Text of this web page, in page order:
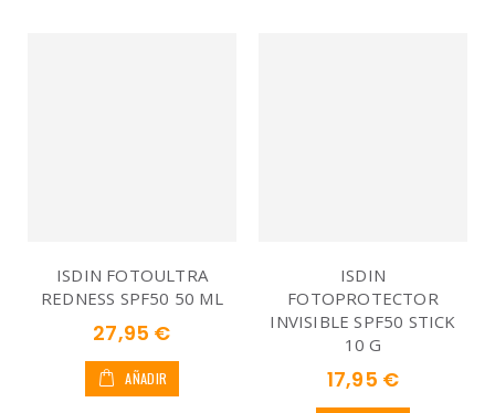
ISDIN FOTOULTRA
REDNESS SPF50 50 ML
27,95 €
AÑADIR
ISDIN
FOTOPROTECTOR
INVISIBLE SPF50 STICK
10 G
17,95 €